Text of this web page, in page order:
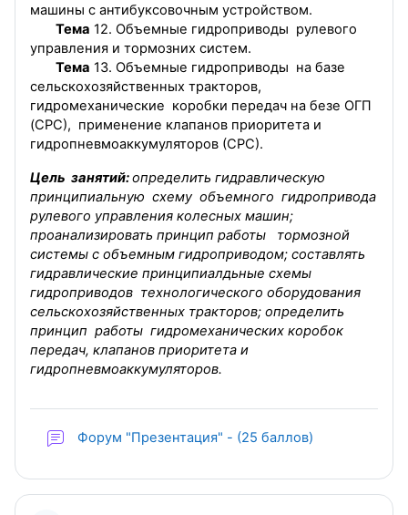
машины с антибуксовочным устройством.
Тема 12. Объемные гидроприводы рулевого
управления и тормозних систем.
Тема 13. Объемные гидроприводы на базе
сельскохозяйственных тракторов,
гидромеханические коробки передач на безе ОГП
(СРС), применение клапанов приоритета и
гидропневмоаккумуляторов (СРС).
Цель занятий:определить гидравлическую
принципиальную схему объемного гидропривода
рулевого управления колесных машин;
проанализировать принцип работы тормозной
системы с объемным гидроприводом; составлять
гидравлические принципиалдьные схемы
гидроприводов технологического оборудования
сельскохозяйственных тракторов; определить
принцип работы гидромеханических коробок
передач, клапанов приоритета и
гидропневмоаккумуляторов.
Форум "Презентация" - (25 баллов)